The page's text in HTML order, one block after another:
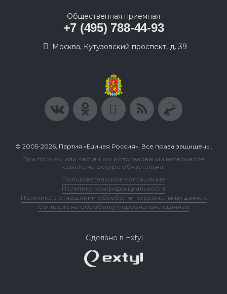
Общественная приемная
+7 (495) 788-44-93
Москва, Кутузовский проспект, д. 39
© 2005-2026, Партия «Единая Россия». Все права защищены.
При полном или частичном использовании материалов
ссылка на ресурс обязательна.
Пользовательское соглашение
Политика конфиденциальности
Политика в отношении обработки персональных данных
Согласие на обработку персональных данных
Сделано в Extyl